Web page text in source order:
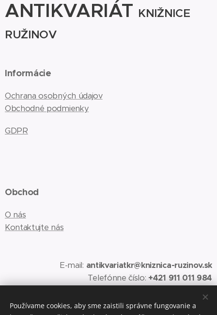
ANTIKVARIÁT KNIŽNICE
RUŽINOV
Informácie
Ochrana osobných údajov
Obchodné podmienky
GDPR
Obchod
O nás
Kontaktujte nás
E-mail: antikvariatkr@kniznica-ruzinov.sk
Telefónne číslo: +421 911 011 984
Používame cookies, aby sme zaistili správne fungovanie a